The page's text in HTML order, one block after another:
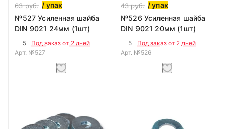
63руб. / упак
№527 Усиленная шайба
DIN 9021 24мм (1шт)
5
Под заказ от 2 дней
Арт. №527
43руб. / упак
№526 Усиленная шайба
DIN 9021 20мм (1шт)
5
Под заказ от 2 дней
Арт. №526